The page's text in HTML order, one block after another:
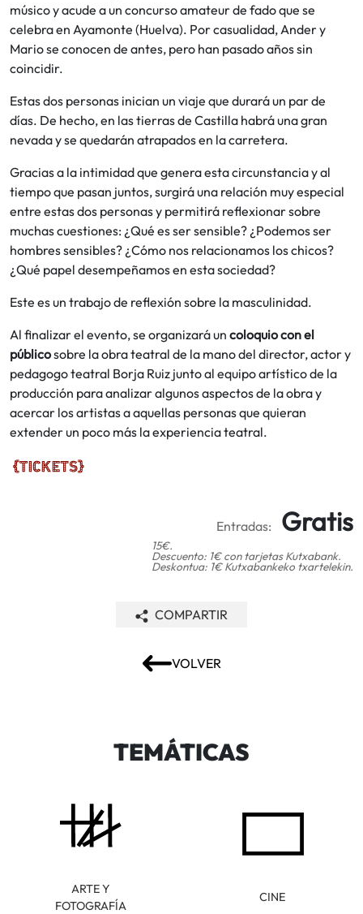
músico y acude a un concurso amateur de fado que se
celebra en Ayamonte (Huelva). Por casualidad, Ander y
Mario se conocen de antes, pero han pasado años sin
coincidir.
Estas dos personas inician un viaje que durará un par de
días. De hecho, en las tierras de Castilla habrá una gran
nevada y se quedarán atrapados en la carretera.
Gracias a la intimidad que genera esta circunstancia y al
tiempo que pasan juntos, surgirá una relación muy especial
entre estas dos personas y permitirá reflexionar sobre
muchas cuestiones: ¿Qué es ser sensible? ¿Podemos ser
hombres sensibles? ¿Cómo nos relacionamos los chicos?
¿Qué papel desempeñamos en esta sociedad?
Este es un trabajo de reflexión sobre la masculinidad.
Al finalizar el evento, se organizará un coloquio con el
públicosobre la obra teatral de la mano del director, actor y
pedagogo teatral Borja Ruiz junto al equipo artístico de la
producción para analizar algunos aspectos de la obra y
acercar los artistas a aquellas personas que quieran
extender un poco más la experiencia teatral.
Entradas: Gratis
15€.
Descuento: 1€ con tarjetas Kutxabank.
Deskontua: 1€ Kutxabankeko txartelekin.
VOLVER
COMPARTIR
TEMÁTICAS
ARTE Y
FOTOGRAFÍA
CINE